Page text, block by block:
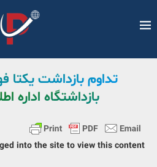
تداوم بازداشت
بازداشتگاه اداره
into the site to view this content.